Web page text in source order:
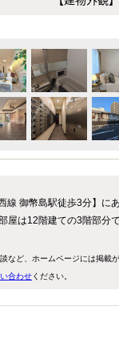
御幣島駅徒歩3分】に
は12階建ての3階部分で
ど、ホームページには掲載
合わせください。